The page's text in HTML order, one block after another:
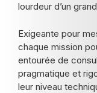
lourdeur d’un
Exigeante pour
chaque mission
entourée de
pragmatique et
leur niveau